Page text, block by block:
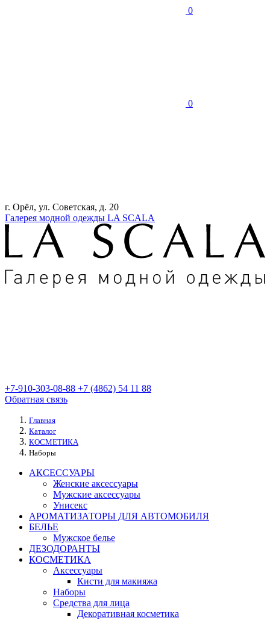
0
0
г. Орёл, ул. Советская, д. 20
Галерея модной одежды LA SCALA
+7-910-303-08-88 +7 (4862) 54 11 88
Обратная связь
Главная
Каталог
КОСМЕТИКА
Наборы
АКСЕССУАРЫ
Женские аксессуары
Мужские аксессуары
Унисекс
АРОМАТИЗАТОРЫ ДЛЯ АВТОМОБИЛЯ
БЕЛЬЕ
Мужское белье
ДЕЗОДОРАНТЫ
КОСМЕТИКА
Аксессуары
Кисти для макияжа
Наборы
Средства для лица
Декоративная косметика